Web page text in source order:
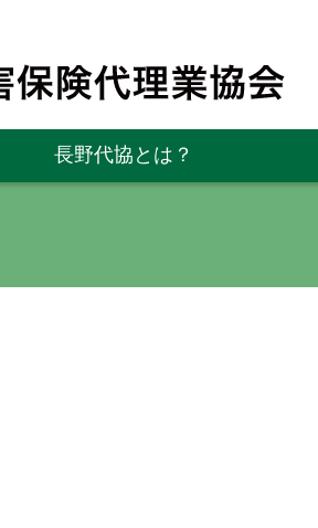
長野代協とは？